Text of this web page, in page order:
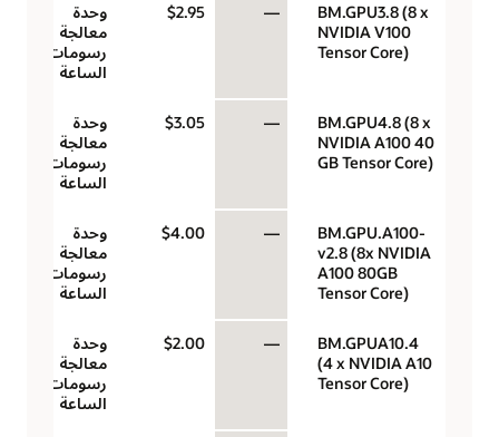
BM.GPU3.8 (8 x
NVIDIA V100
Tensor Core)
—
$2.95
وحدة
معالجة
رسومات في
الساعة
BM.GPU4.8 (8 x
NVIDIA A100 40
GB Tensor Core)
—
$3.05
وحدة
معالجة
رسومات في
الساعة
BM.GPU.A100-
v2.8 (8x NVIDIA
A100 80GB
Tensor Core)
—
$4.00
وحدة
معالجة
رسومات في
الساعة
BM.GPUA10.4
(4 x NVIDIA A10
Tensor Core)
—
$2.00
وحدة
معالجة
رسومات في
الساعة